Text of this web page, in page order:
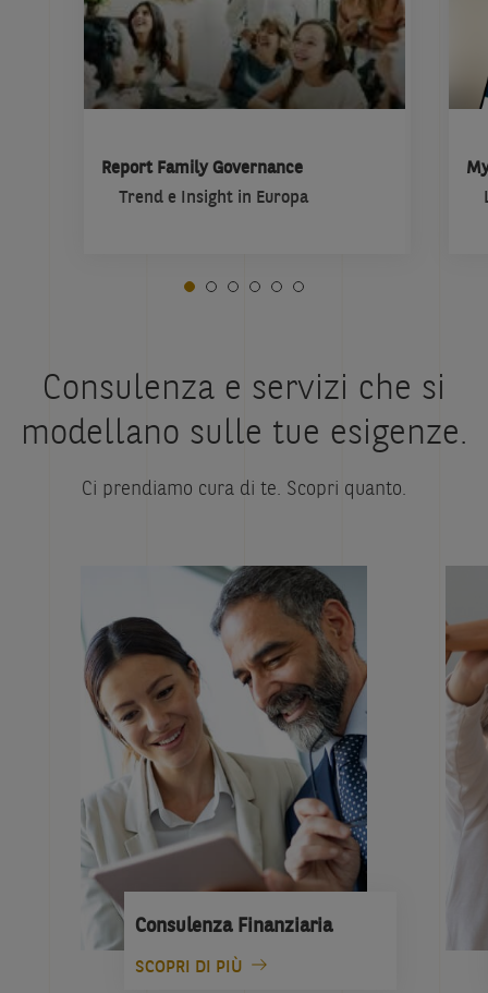
Report Family Governance
Trend e Insight in Europa
Consulenza e servizi che si
modellano sulle tue esigenze.
Ci prendiamo cura di te. Scopri quanto.
Consulenza Finanziaria
SCOPRI DI PIÙ